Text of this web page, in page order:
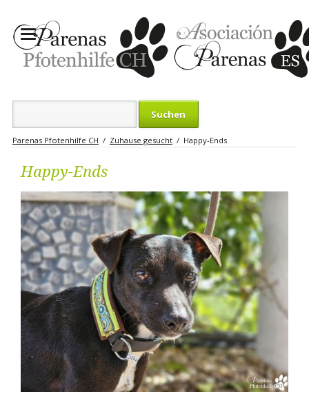
Parenas Pfotenhilfe CH Zuhause gesucht Happy-Ends
Happy-Ends